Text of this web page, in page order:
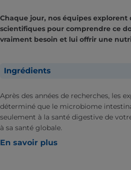
Chaque jour, nos équipes explorent
scientifiques pour comprendre ce
vraiment besoin et lui offrir une
Ingrédients
Après des années de recherches, les
déterminé que le microbiome
seulement à la santé digestive de
à sa santé globale.
En savoir plus